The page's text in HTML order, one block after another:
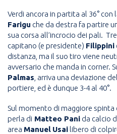
Verdi ancora in partita al 36°
Farigu che da destra fa partire
sua corsa all’incrocio dei pali.
capitano (e presidente) Filippini
distanza, ma il suo tiro viene
avversario che manda in corner.
Palmas , arriva una deviazione
portiere, ed è dunque 3-4 al 40°.
Sul momento di maggiore spinta
perla di Matteo Pani da calcio
area Manuel Usai libero di